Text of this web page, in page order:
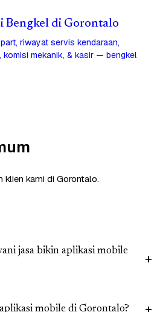
Bengkel di Gorontalo
riwayat servis kendaraan,
komisi mekanik, & kasir — bengkel
klien kami di Gorontalo.
jasa bikin aplikasi mobile
mobile di Gorontalo?